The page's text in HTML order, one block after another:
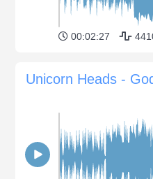
00:02:27
Unicorn Heads -